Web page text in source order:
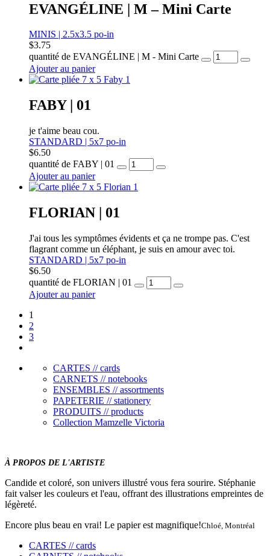
EVANGÉLINE | M – Mini Carte
MINIS | 2.5x3.5 po-in
$3.75
quantité de EVANGÉLINE | M - Mini Carte
Ajouter au panier
FABY | 01
je t'aime beau cou.
STANDARD | 5x7 po-in
$6.50
quantité de FABY | 01
Ajouter au panier
FLORIAN | 01
J'ai tous les symptômes évidents et ça ne trompe pas. C'est
flagrant comme un éléphant, je suis en amour avec toi.
STANDARD | 5x7 po-in
$6.50
quantité de FLORIAN | 01
Ajouter au panier
1
2
3
CARTES // cards
CARNETS // notebooks
ENSEMBLES // assortments
PAPETERIE // stationery
PRODUITS // products
Collection Mamzelle Victoria
À PROPOS DE L'ARTISTE
Candide et coloré, son univers illustré vous fera sourire. Stéphanie
fait valser les couleurs et l'eau, offrant des illustrations empreintes de
légèreté.
Encore plus beau en vrai! Le papier est magnifique!Chloé, Montréal
CARTES // cards